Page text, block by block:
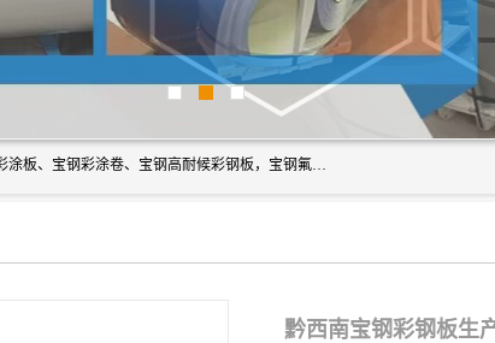
上海轩本实业有限公司主营产品：宝钢彩钢板、宝钢彩钢卷、宝钢彩涂板、宝钢彩涂卷、宝钢高耐候彩钢板，宝钢氟碳彩钢板。是一家集钢铁贸易，物流、加工为一体的产业全配套公司。
黔西南宝钢彩钢板生